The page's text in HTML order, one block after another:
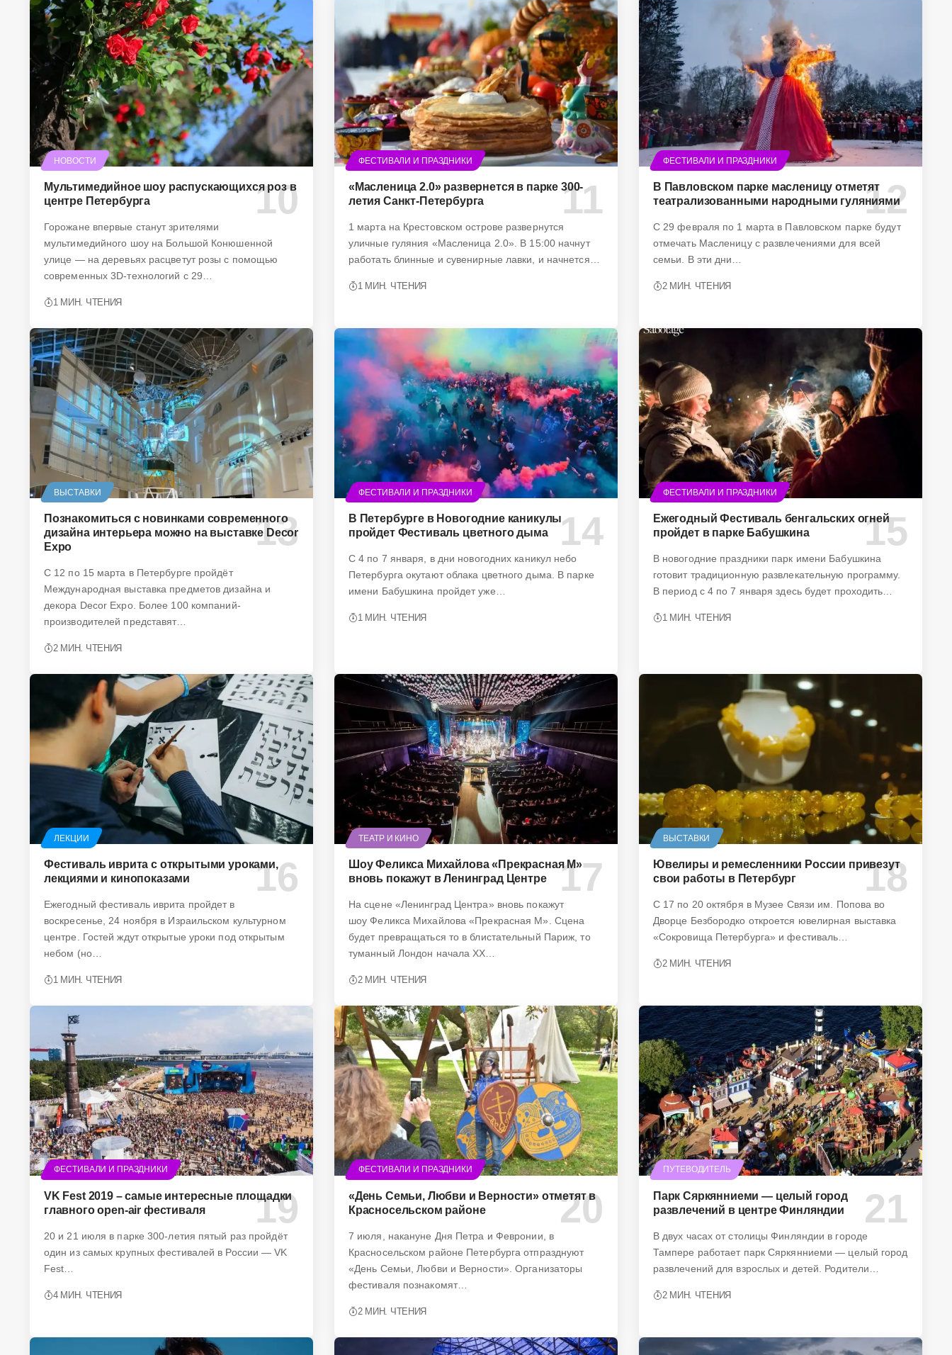
НОВОСТИ
Мультимедийное шоу распускающихся роз в
центре Петербурга
Горожане впервые станут зрителями
мультимедийного шоу на Большой Конюшенной
улице — на деревьях расцветут розы с помощью
современных 3D-технологий с 29…
1 МИН. ЧТЕНИЯ
ФЕСТИВАЛИ И ПРАЗДНИКИ
«Масленица 2.0» развернется в парке 300-
летия Санкт-Петербурга
1 марта на Крестовском острове развернутся
уличные гуляния «Масленица 2.0». В 15:00 начнут
работать блинные и сувенирные лавки, и начнется…
1 МИН. ЧТЕНИЯ
ФЕСТИВАЛИ И ПРАЗДНИКИ
В Павловском парке масленицу отметят
театрализованными народными гуляниями
С 29 февраля по 1 марта в Павловском парке будут
отмечать Масленицу с развлечениями для всей
семьи. В эти дни…
2 МИН. ЧТЕНИЯ
ВЫСТАВКИ
Познакомиться с новинками современного
дизайна интерьера можно на выставке Decor
Expo
С 12 по 15 марта в Петербурге пройдёт
Международная выставка предметов дизайна и
декора Decor Expo. Более 100 компаний-
производителей представят…
2 МИН. ЧТЕНИЯ
ФЕСТИВАЛИ И ПРАЗДНИКИ
В Петербурге в Новогодние каникулы
пройдет Фестиваль цветного дыма
С 4 по 7 января, в дни новогодних каникул небо
Петербурга окутают облака цветного дыма. В парке
имени Бабушкина пройдет уже…
1 МИН. ЧТЕНИЯ
ФЕСТИВАЛИ И ПРАЗДНИКИ
Ежегодный Фестиваль бенгальских огней
пройдет в парке Бабушкина
В новогодние праздники парк имени Бабушкина
готовит традиционную развлекательную программу.
В период с 4 по 7 января здесь будет проходить…
1 МИН. ЧТЕНИЯ
ЛЕКЦИИ
Фестиваль иврита с открытыми уроками,
лекциями и кинопоказами
Ежегодный фестиваль иврита пройдет в
воскресенье, 24 ноября в Израильском культурном
центре. Гостей ждут открытые уроки под открытым
небом (но…
1 МИН. ЧТЕНИЯ
ТЕАТР И КИНО
Шоу Феликса Михайлова «Прекрасная М»
вновь покажут в Ленинград Центре
На сцене «Ленинград Центра» вновь покажут
шоу Феликса Михайлова «Прекрасная М». Сцена
будет превращаться то в блистательный Париж, то
туманный Лондон начала XX…
2 МИН. ЧТЕНИЯ
ВЫСТАВКИ
Ювелиры и ремесленники России привезут
свои работы в Петербург
С 17 по 20 октября в Музее Связи им. Попова во
Дворце Безбородко откроется ювелирная выставка
«Сокровища Петербурга» и фестиваль…
2 МИН. ЧТЕНИЯ
ФЕСТИВАЛИ И ПРАЗДНИКИ
VK Fest 2019 – самые интересные площадки
главного open-air фестиваля
20 и 21 июля в парке 300-летия пятый раз пройдёт
один из самых крупных фестивалей в России — VK
Fest…
4 МИН. ЧТЕНИЯ
ФЕСТИВАЛИ И ПРАЗДНИКИ
«День Семьи, Любви и Верности» отметят в
Красносельском районе
7 июля, накануне Дня Петра и Февронии, в
Красносельском районе Петербурга отпразднуют
«День Семьи, Любви и Верности». Организаторы
фестиваля познакомят…
2 МИН. ЧТЕНИЯ
ПУТЕВОДИТЕЛЬ
Парк Сяркянниеми — целый город
развлечений в центре Финляндии
В двух часах от столицы Финляндии в городе
Тампере работает парк Сяркянниеми — целый город
развлечений для взрослых и детей. Родители…
2 МИН. ЧТЕНИЯ